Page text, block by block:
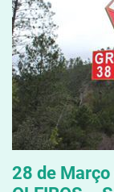
28 de